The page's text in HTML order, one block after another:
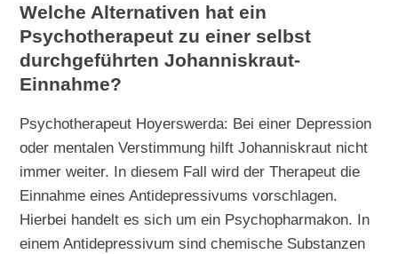
Welche Alternativen hat ein
Psychotherapeut zu einer selbst
durchgeführten Johanniskraut-
Einnahme?
Psychotherapeut Hoyerswerda: Bei einer Depression
oder mentalen Verstimmung hilft Johanniskraut nicht
immer weiter. In diesem Fall wird der Therapeut die
Einnahme eines Antidepressivums vorschlagen.
Hierbei handelt es sich um ein Psychopharmakon. In
einem Antidepressivum sind chemische Substanzen